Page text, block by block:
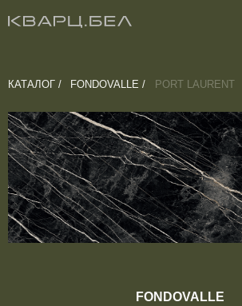
FONDOVALLE
КАТАЛОГ / FONDOVALLE / PORT LAURENT